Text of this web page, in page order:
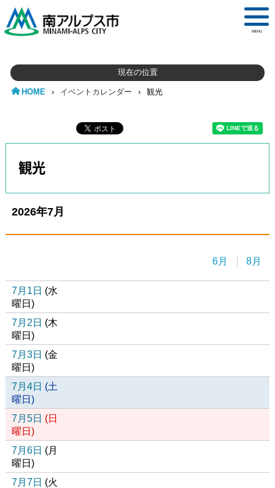
MENU
現在の位置
HOME › イベントカレンダー › 観光
観光
2026年7月
6月 8月
7月1日 (水
曜日 )
7月2日 (木
曜日 )
7月3日 (金
曜日 )
7月4日 (土
曜日 )
7月5日 (日
曜日 )
7月6日 (月
曜日 )
7月7日 (火